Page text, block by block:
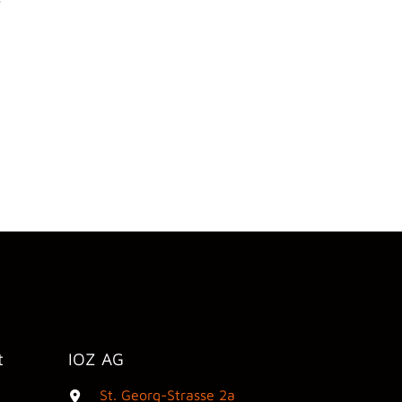
IOZ AG
St. Georg-Strasse 2a